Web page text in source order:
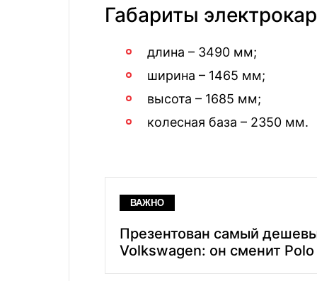
Габариты
длина – 3490 мм;
ширина – 1465 мм;
высота – 1685 мм;
колесная база – 2350 мм.
ВАЖНО
Презентован самый
Volkswagen: он сменит